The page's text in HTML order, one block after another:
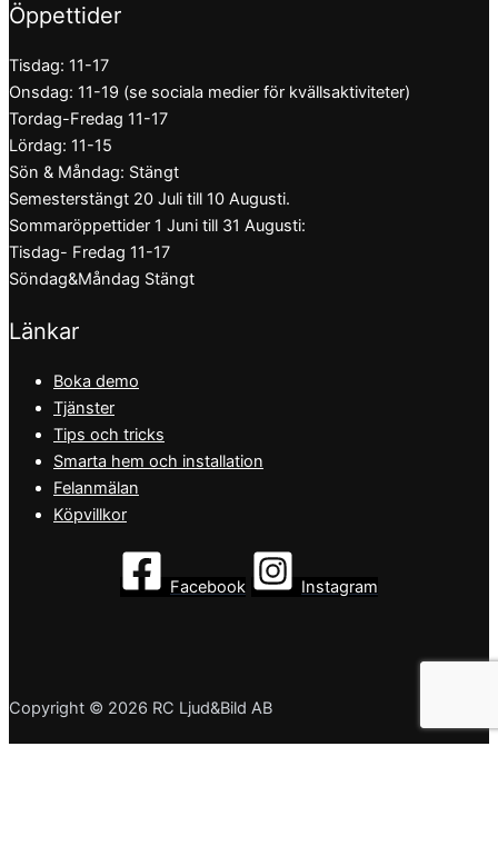
Öppettider
Tisdag: 11-17
Onsdag: 11-19 (se sociala medier för kvällsaktiviteter)
Tordag-Fredag 11-17
Lördag: 11-15
Sön & Måndag: Stängt
Semesterstängt 20 Juli till 10 Augusti.
Sommaröppettider 1 Juni till 31 Augusti:
Tisdag- Fredag 11-17
Söndag&Måndag Stängt
Länkar
Boka demo
Tjänster
Tips och tricks
Smarta hem och installation
Felanmälan
Köpvillkor
Facebook Instagram
Copyright © 2026 RC Ljud&Bild AB